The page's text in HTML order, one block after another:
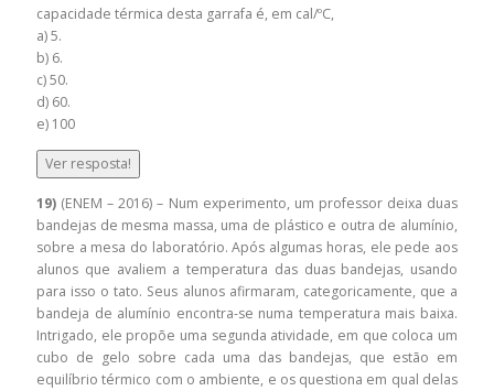
capacidade térmica desta garrafa é, em cal/ºC,
a) 5.
b) 6.
c) 50.
d) 60.
e) 100
Ver resposta!
19) (ENEM – 2016) – Num experimento, um professor deixa duas
bandejas de mesma massa, uma de plástico e outra de alumínio,
sobre a mesa do laboratório. Após algumas horas, ele pede aos
alunos que avaliem a temperatura das duas bandejas, usando
para isso o tato. Seus alunos afirmaram, categoricamente, que a
bandeja de alumínio encontra-se numa temperatura mais baixa.
Intrigado, ele propõe uma segunda atividade, em que coloca um
cubo de gelo sobre cada uma das bandejas, que estão em
equilíbrio térmico com o ambiente, e os questiona em qual delas